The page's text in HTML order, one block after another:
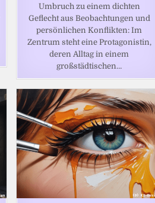
Umbruch zu einem dichten
Geflecht aus Beobachtungen und
persönlichen Konflikten: Im
Zentrum steht eine Protagonistin,
deren Alltag in einem
großstädtischen…